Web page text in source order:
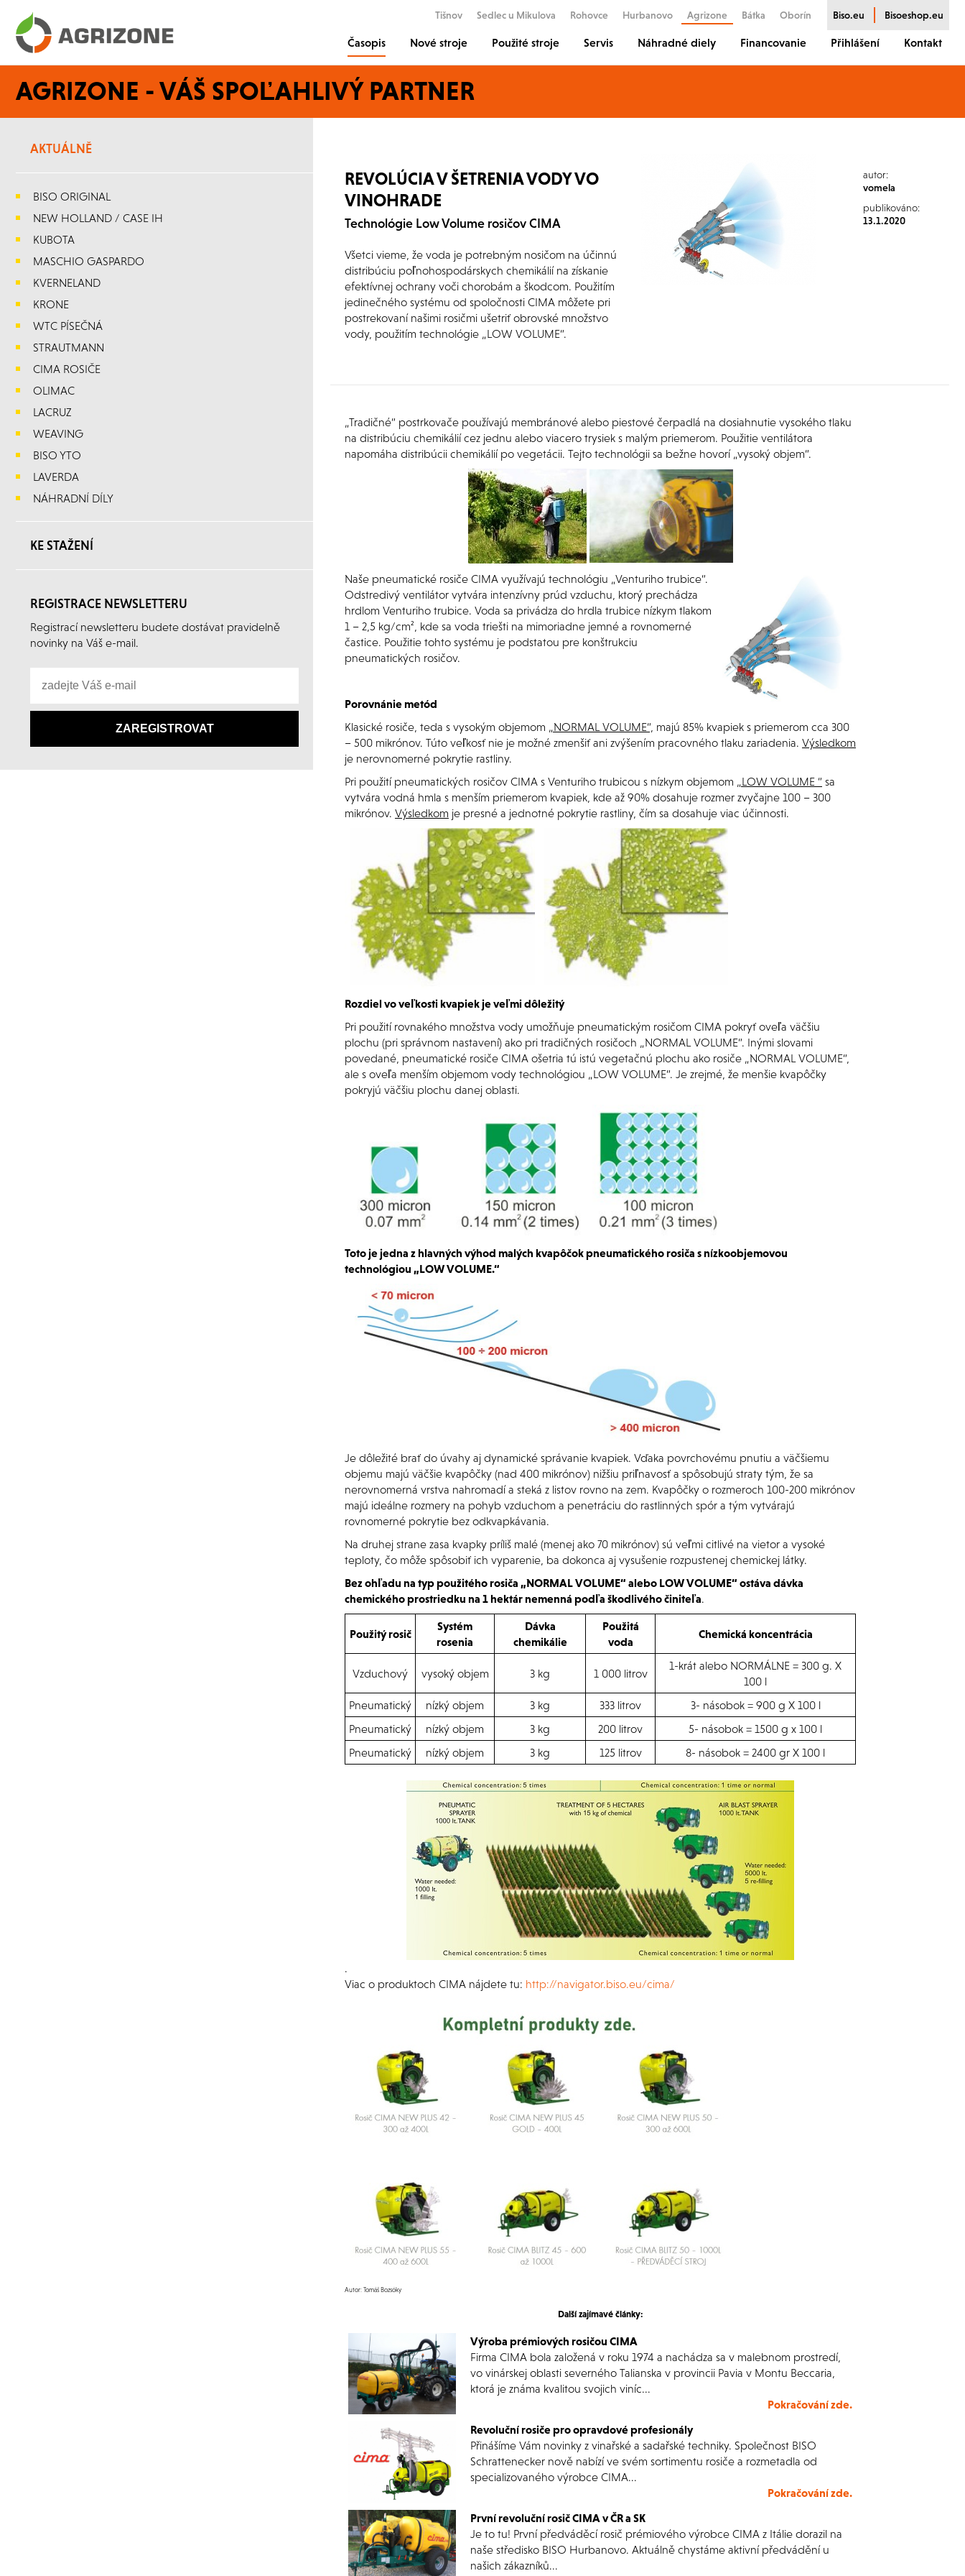
Tišnov Sedlec u Mikulova Rohovce Hurbanovo Agrizone Bátka Oborín Biso.eu Bisoeshop.eu
Časopis Nové stroje Použité stroje Servis Náhradné diely Financovanie Přihlášení Kontakt
AGRIZONE - VÁŠ SPOĽAHLIVÝ PARTNER
AKTUÁLNĚ
BISO ORIGINAL
NEW HOLLAND / CASE IH
KUBOTA
MASCHIO GASPARDO
KVERNELAND
KRONE
WTC PÍSEČNÁ
STRAUTMANN
CIMA ROSIČE
OLIMAC
LACRUZ
WEAVING
BISO YTO
LAVERDA
NÁHRADNÍ DÍLY
KE STAŽENÍ
REGISTRACE NEWSLETTERU
Registrací newsletteru budete dostávat pravidelně
novinky na Váš e-mail.
REVOLÚCIA V ŠETRENIA VODY VO
VINOHRADE
Technológie Low Volume rosičov CIMA
autor:
vomela
publikováno:
13.1.2020
Všetci vieme, že voda je potrebným nosičom na účinnú
distribúciu poľnohospodárskych chemikálií na získanie
efektívnej ochrany voči chorobám a škodcom. Použitím
jedinečného systému od spoločnosti CIMA môžete pri
postrekovaní našimi rosičmi ušetriť obrovské množstvo
vody, použitím technológie „LOW VOLUME“.
„Tradičné“ postrkovače používajú membránové alebo piestové čerpadlá na dosiahnutie vysokého tlaku
na distribúciu chemikálií cez jednu alebo viacero trysiek s malým priemerom. Použitie ventilátora
napomáha distribúcii chemikálií po vegetácii. Tejto technológii sa bežne hovorí „vysoký objem“.
Naše pneumatické rosiče CIMA využívajú technológiu „Venturiho trubice“.
Odstredivý ventilátor vytvára intenzívny prúd vzduchu, ktorý prechádza
hrdlom Venturiho trubice. Voda sa privádza do hrdla trubice nízkym tlakom
1 – 2,5 kg/cm², kde sa voda triešti na mimoriadne jemné a rovnomerné
častice. Použitie tohto systému je podstatou pre konštrukciu
pneumatických rosičov.
Porovnánie metód
Klasické rosiče, teda s vysokým objemom „NORMAL VOLUME“, majú 85% kvapiek s priemerom cca 300
– 500 mikrónov. Túto veľkosť nie je možné zmenšiť ani zvýšením pracovného tlaku zariadenia. Výsledkom
je nerovnomerné pokrytie rastliny.
Pri použití pneumatických rosičov CIMA s Venturiho trubicou s nízkym objemom „LOW VOLUME “ sa
vytvára vodná hmla s menším priemerom kvapiek, kde až 90% dosahuje rozmer zvyčajne 100 – 300
mikrónov. Výsledkom je presné a jednotné pokrytie rastliny, čím sa dosahuje viac účinnosti.
Rozdiel vo veľkosti kvapiek je veľmi dôležitý
Pri použití rovnakého množstva vody umožňuje pneumatickým rosičom CIMA pokryť oveľa väčšiu
plochu (pri správnom nastavení) ako pri tradičných rosičoch „NORMAL VOLUME“. Inými slovami
povedané, pneumatické rosiče CIMA ošetria tú istú vegetačnú plochu ako rosiče „NORMAL VOLUME“,
ale s oveľa menším objemom vody technológiou „LOW VOLUME“. Je zrejmé, že menšie kvapôčky
pokryjú väčšiu plochu danej oblasti.
Toto je jedna z hlavných výhod malých kvapôčok pneumatického rosiča s nízkoobjemovou
technológiou „LOW VOLUME.“
Je dôležité brať do úvahy aj dynamické správanie kvapiek. Vďaka povrchovému pnutiu a väčšiemu
objemu majú väčšie kvapôčky (nad 400 mikrónov) nižšiu priľnavosť a spôsobujú straty tým, že sa
nerovnomerná vrstva nahromadí a steká z listov rovno na zem. Kvapôčky o rozmeroch 100-200 mikrónov
majú ideálne rozmery na pohyb vzduchom a penetráciu do rastlinných spór a tým vytvárajú
rovnomerné pokrytie bez odkvapkávania.
Na druhej strane zasa kvapky príliš malé (menej ako 70 mikrónov) sú veľmi citlivé na vietor a vysoké
teploty, čo môže spôsobiť ich vyparenie, ba dokonca aj vysušenie rozpustenej chemickej látky.
Bez ohľadu na typ použitého rosiča „NORMAL VOLUME“ alebo LOW VOLUME“ ostáva dávka
chemického prostriedku na 1 hektár nemenná podľa škodlivého činiteľa.
Použitý rosič
Systém
rosenia
Dávka
chemikálie
Použitá
voda
Chemická koncentrácia
Vzduchový vysoký objem 3 kg 1 000 litrov
1-krát alebo NORMÁLNE = 300 g. X
100 l
Pneumatický
nízký objem 3 kg 333 litrov
3- násobok = 900 g X 100 l
Pneumatický
nízký objem 3 kg 200 litrov
5- násobok = 1500 g x 100 l
Pneumatický
nízký objem 3 kg 125 litrov
8- násobok = 2400 gr X 100 l
.
Viac o produktoch CIMA nájdete tu: http://navigator.biso.eu/cima/
Autor: Tomáš Bozsóky
Další zajímavé články:
Výroba prémiových rosičou CIMA
Firma CIMA bola založená v roku 1974 a nachádza sa v malebnom prostredí,
vo vinárskej oblasti severného Talianska v provincii Pavia v Montu Beccaria,
ktorá je známa kvalitou svojich viníc...
Pokračování zde.
Revoluční rosiče pro opravdové profesionály
Přinášíme Vám novinky z vinařské a sadařské techniky. Společnost BISO
Schrattenecker nově nabízí ve svém sortimentu rosiče a rozmetadla od
specializovaného výrobce CIMA...
Pokračování zde.
První revoluční rosič CIMA v ČR a SK
Je to tu! První předváděcí rosič prémiového výrobce CIMA z Itálie dorazil na
naše středisko BISO Hurbanovo. Aktuálně chystáme aktivní předvádění u
našich zákazníků...